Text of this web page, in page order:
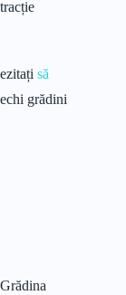
să
grădini